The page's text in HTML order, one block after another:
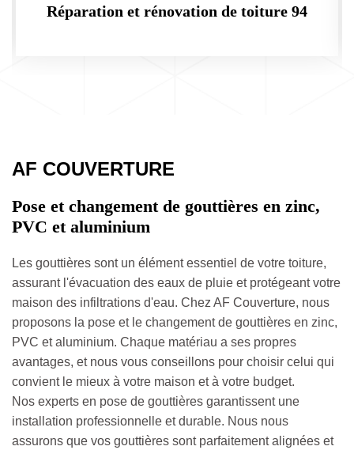
Réparation et rénovation de toiture 94
AF COUVERTURE
Pose et changement de gouttières en zinc,
PVC et aluminium
Les gouttières sont un élément essentiel de votre toiture,
assurant l'évacuation des eaux de pluie et protégeant votre
maison des infiltrations d'eau. Chez AF Couverture, nous
proposons la pose et le changement de gouttières en zinc,
PVC et aluminium. Chaque matériau a ses propres
avantages, et nous vous conseillons pour choisir celui qui
convient le mieux à votre maison et à votre budget.
Nos experts en pose de gouttières garantissent une
installation professionnelle et durable. Nous nous
assurons que vos gouttières sont parfaitement alignées et